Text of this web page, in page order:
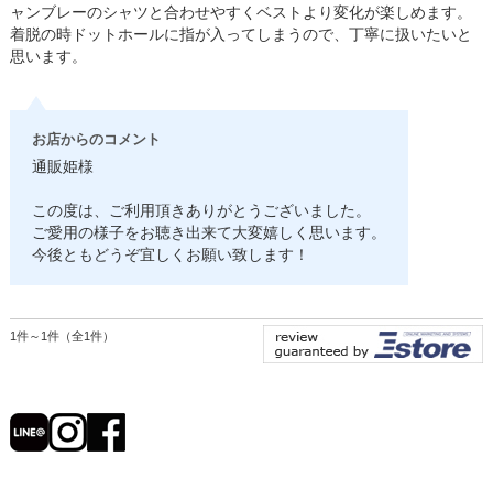
ャンブレーのシャツと合わせやすくベストより変化が楽しめます。
着脱の時ドットホールに指が入ってしまうので、丁寧に扱いたいと
思います。
お店からのコメント
通販姫様
この度は、ご利用頂きありがとうございました。
ご愛用の様子をお聴き出来て大変嬉しく思います。
今後ともどうぞ宜しくお願い致します！
1件～1件（全1件）